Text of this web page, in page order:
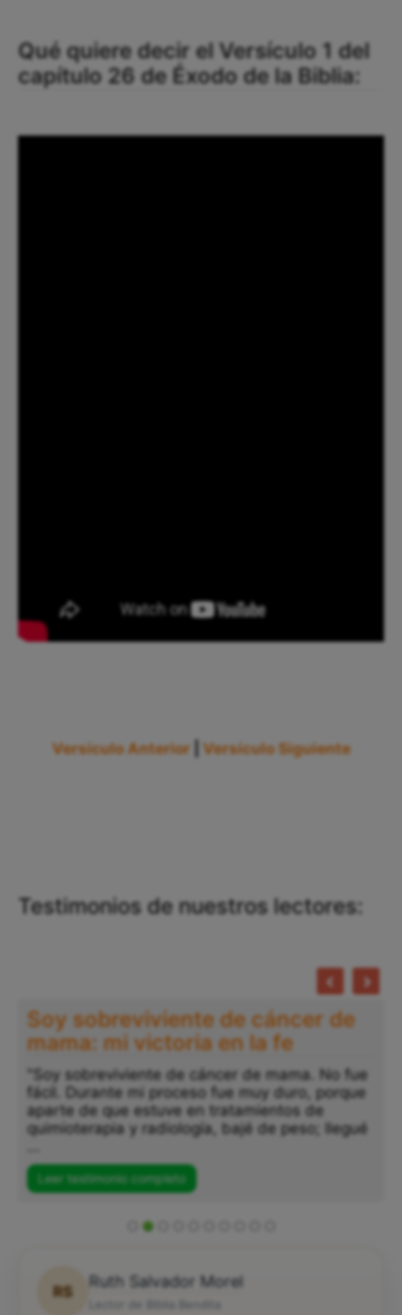
Qué quiere decir el Versículo 1 del
capítulo 26 de Éxodo de la Biblia:
Versículo Anterior Versículo Siguiente
Testimonios de nuestros lectores:
Soy sobreviviente de cáncer de
mama: mi victoria en la fe
"Soy sobreviviente de cáncer de mama. No fue
fácil. Durante mi proceso fue muy duro, porque
aparte de que estuve en tratamientos de
quimioterapia y radiología, bajé de peso; llegué
Leer testimonio completo
RS
Ruth Salvador Morel